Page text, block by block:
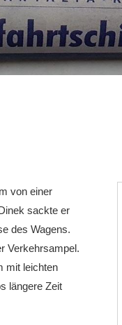
von einer
sackte er
des Wagens.
Verkehrsampel.
mit leichten
längere Zeit